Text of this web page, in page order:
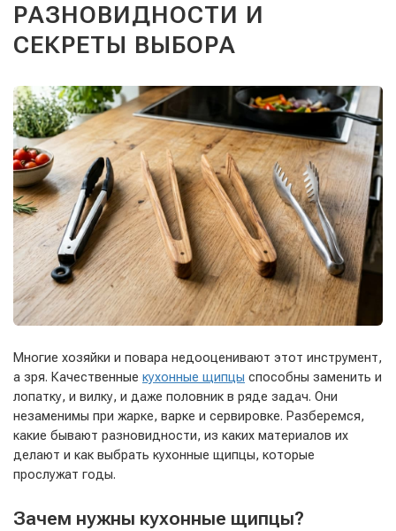
РАЗНОВИДНОСТИ И
СЕКРЕТЫ ВЫБОРА
Многие хозяйки и повара недооценивают этот инструмент,
а зря. Качественные кухонные щипцы способны заменить и
лопатку, и вилку, и даже половник в ряде задач. Они
незаменимы при жарке, варке и сервировке. Разберемся,
какие бывают разновидности, из каких материалов их
делают и как выбрать кухонные щипцы, которые
прослужат годы.
Зачем нужны кухонные щипцы?